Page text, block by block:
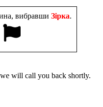
вибравши Зірка.
will call you back shortly.